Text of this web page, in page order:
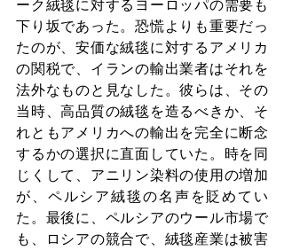
ーク絨毯に対するヨーロッパの需要も
下り坂であった。恐慌よりも重要だっ
たのが、安価な絨毯に対するアメリカ
の関税で、イランの輸出業者はそれを
法外なものと見なした。彼らは、その
当時、高品質の絨毯を造るべきか、そ
れともアメリカへの輸出を完全に断念
するかの選択に直面していた。時を同
じくして、アニリン染料の使用の増加
が、ペルシア絨毯の名声を貶めてい
た。最後に、ペルシアのウール市場で
も、ロシアの競合で、絨毯産業は被害